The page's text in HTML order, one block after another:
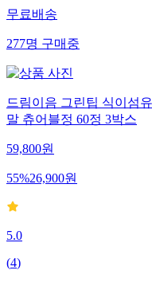
무료배송
277명구매중
드림이음 그린팁 식이섬
말 츄어블정 60정 3박스
59,800원
55%26,900원
5.0
(4)